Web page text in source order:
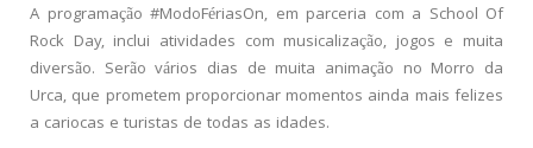
A programação #ModoFériasOn, em parceria com a School Of
Rock Day, inclui atividades com musicalização, jogos e muita
diversão. Serão vários dias de muita animação no Morro da
Urca, que prometem proporcionar momentos ainda mais felizes
a cariocas e turistas de todas as idades.